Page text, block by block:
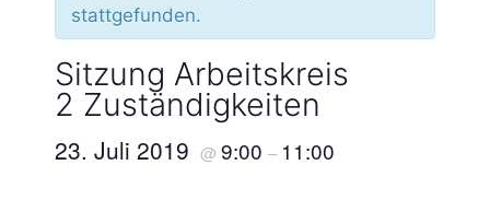
stattgefunden.
Sitzung Arbeitskreis
2 Zuständigkeiten
23. Juli 2019 @ 9:00 – 11:00